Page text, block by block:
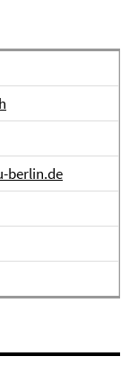
berlin.de